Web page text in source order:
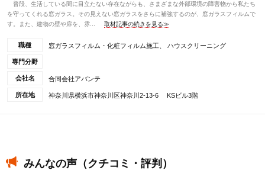
普段、生活している間に目立たない存在ながらも、さまざまな外部環境の障害物から私たち
を守ってくれる窓ガラス。その見えない窓ガラスをさらに補強するのが、窓ガラスフィルムで
す。また、建物の壁や扉を、雰...
取材記事の続きを見る≫
職種 窓ガラスフィルム・化粧フィルム施工、 ハウスクリーニング
専門分野
会社名 合同会社アバンテ
所在地 神奈川県横浜市神奈川区神奈川2-13-6 KSビル3階
みんなの声（クチコミ・評判）